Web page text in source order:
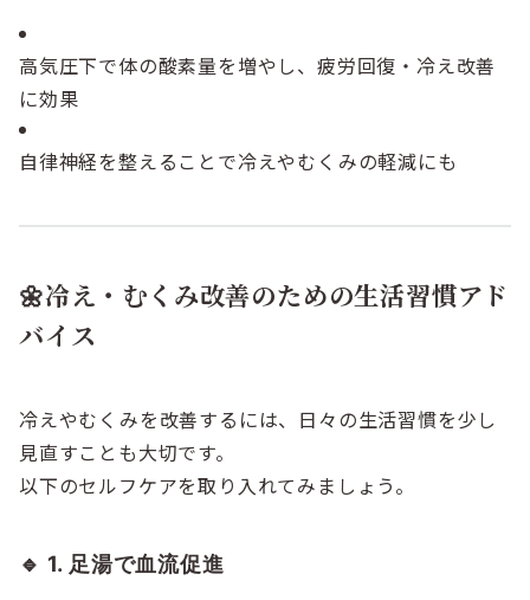
高気圧下で体の酸素量を増やし、疲労回復・冷え改善
に効果
自律神経を整えることで冷えやむくみの軽減にも
🌼冷え・むくみ改善のための生活習慣アド
バイス
冷えやむくみを改善するには、日々の生活習慣を少し
見直すことも大切です。
以下のセルフケアを取り入れてみましょう。
🔹 1. 足湯で血流促進